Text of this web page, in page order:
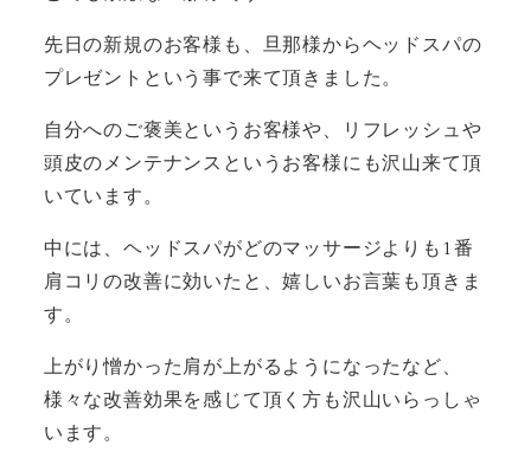
先日の新規のお客様も、旦那様からヘッドスパの
プレゼントという事で来て頂きました。
自分へのご褒美というお客様や、リフレッシュや
頭皮のメンテナンスというお客様にも沢山来て頂
いています。
中には、ヘッドスパがどのマッサージよりも1番
肩コリの改善に効いたと、嬉しいお言葉も頂きま
す。
上がり憎かった肩が上がるようになったなど、
様々な改善効果を感じて頂く方も沢山いらっしゃ
います。